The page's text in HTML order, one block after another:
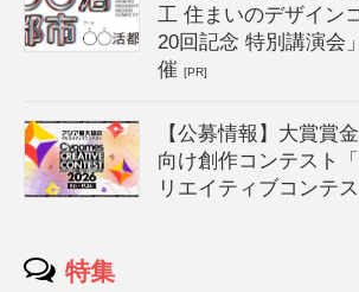
工 住まいのデザイン
20回記念 特別講演会
催[PR]
【公募情報】大賞賞
向け創作コンテスト
リエイティブコンテ
特集